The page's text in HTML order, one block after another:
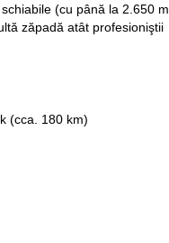
(cu până la 2.650 m
zăpadă atât profesioniştii
(cca. 180 km)